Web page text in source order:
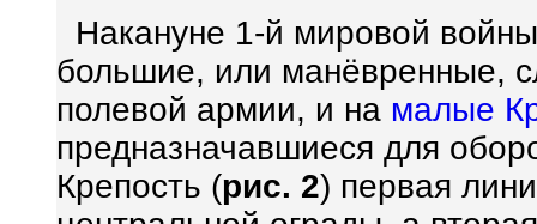
Накануне 1-й мировой
большие, или манёвренные,
полевой армии, и на малые
предназначавшиеся для
Крепость (рис. 2) первая